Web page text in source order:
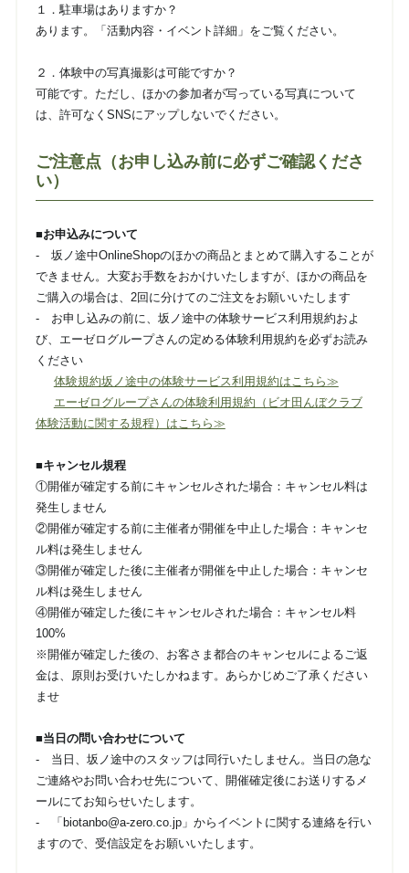
１．駐車場はありますか？
あります。「活動内容・イベント詳細」をご覧ください。
２．体験中の写真撮影は可能ですか？
可能です。ただし、ほかの参加者が写っている写真について
は、許可なくSNSにアップしないでください。
ご注意点（お申し込み前に必ずご確認くださ
い）
■お申込みについて
- 坂ノ途中OnlineShopのほかの商品とまとめて購入することが
できません。大変お手数をおかけいたしますが、ほかの商品を
ご購入の場合は、2回に分けてのご注文をお願いいたします
- お申し込みの前に、坂ノ途中の体験サービス利用規約およ
び、エーゼログループさんの定める体験利用規約を必ずお読み
ください
体験規約坂ノ途中の体験サービス利用規約はこちら≫
エーゼログループさんの体験利用規約（ビオ田んぼクラブ
体験活動に関する規程）はこちら≫
■キャンセル規程
①開催が確定する前にキャンセルされた場合：キャンセル料は
発生しません
②開催が確定する前に主催者が開催を中止した場合：キャンセ
ル料は発生しません
③開催が確定した後に主催者が開催を中止した場合：キャンセ
ル料は発生しません
④開催が確定した後にキャンセルされた場合：キャンセル料
100%
※開催が確定した後の、お客さま都合のキャンセルによるご返
金は、原則お受けいたしかねます。あらかじめご了承ください
ませ
■当日の問い合わせについて
- 当日、坂ノ途中のスタッフは同行いたしません。当日の急な
ご連絡やお問い合わせ先について、開催確定後にお送りするメ
ールにてお知らせいたします。
- 「biotanbo@a-zero.co.jp」からイベントに関する連絡を行い
ますので、受信設定をお願いいたします。